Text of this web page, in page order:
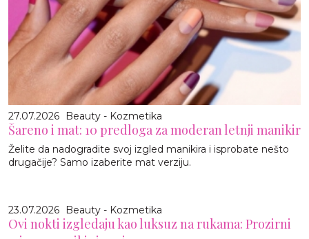
27.07.2026 Beauty - Kozmetika
Šareno i mat: 10 predloga za moderan letnji manikir
Želite da nadogradite svoj izgled manikira i isprobate nešto
drugačije? Samo izaberite mat verziju.
23.07.2026 Beauty - Kozmetika
Ovi nokti izgledaju kao luksuz na rukama: Prozirni